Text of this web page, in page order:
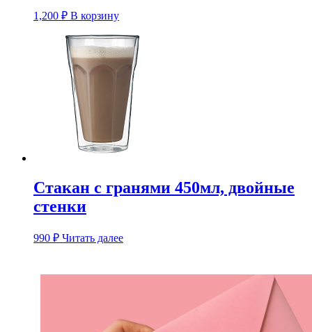
1,200 ₽ В корзину
Стакан с гранями 450мл, двойные
стенки
990 ₽ Читать далее